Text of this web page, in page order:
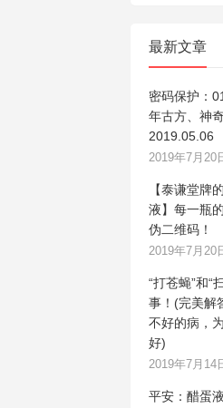
最新文章
密码保护：
年古方、神
2019.05.06
2019年7月20
【泰谦堂牌
液】每一瓶
伪二维码！
2019年7月20
“打苍蝇”和“
事！(完美解
不好的病，
好)
2019年7月14
平安：醋蛋